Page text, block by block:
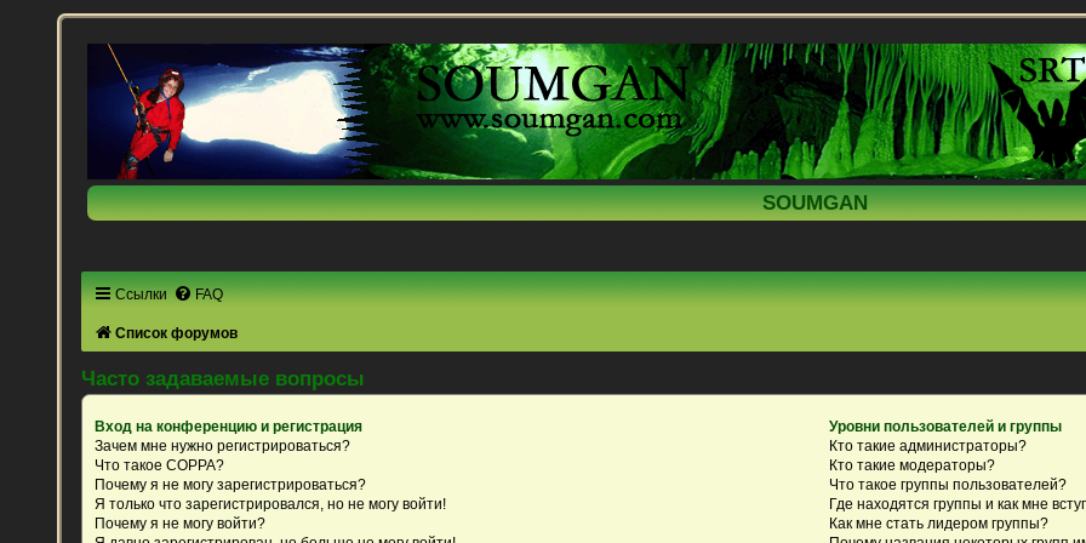
SOUMGAN
Ссылки FAQ
Список форумов
Часто задаваемые вопросы
Вход на конференцию и регистрация
Зачем мне нужно регистрироваться?
Что такое COPPA?
Почему я не могу зарегистрироваться?
Я только что зарегистрировался, но не могу войти!
Почему я не могу войти?
Уровни пользователей и группы
Кто такие администраторы?
Кто такие модераторы?
Что такое группы пользователей?
Где находятся группы и как мне
Как мне стать лидером группы?